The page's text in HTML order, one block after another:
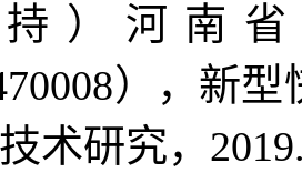
） 河南
）， 新型
术研究，